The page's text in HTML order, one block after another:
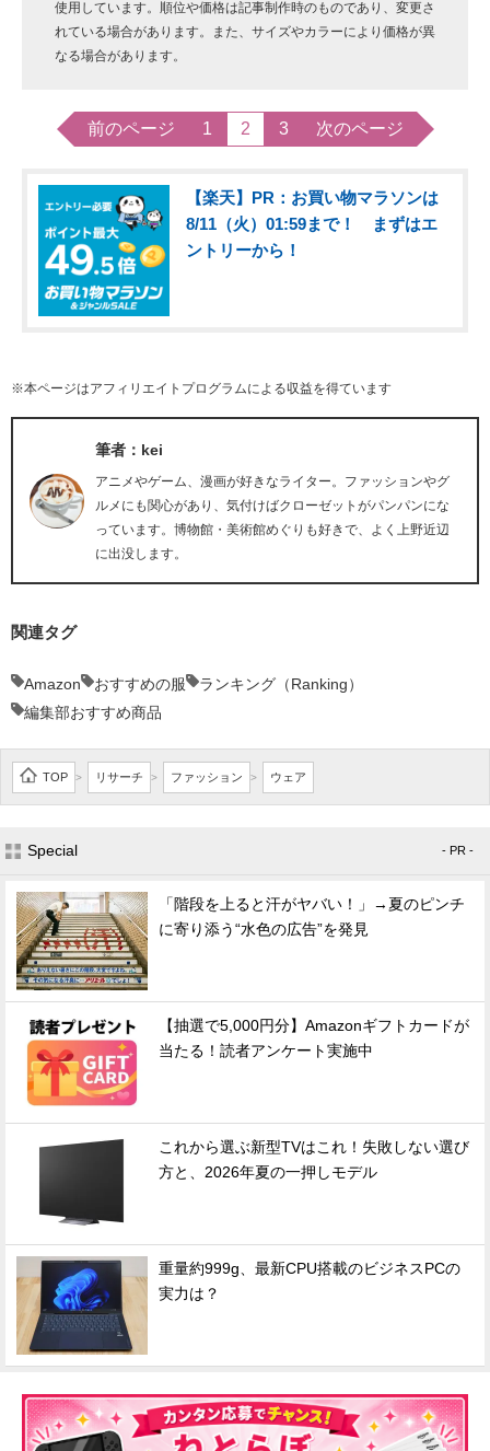
使用しています。順位や価格は記事制作時のものであり、変更さ
れている場合があります。また、サイズやカラーにより価格が異
なる場合があります。
前のページ 1 2 3 次のページ
【楽天】PR：お買い物マラソンは
8/11（火）01:59まで！ まずはエ
ントリーから！
※本ページはアフィリエイトプログラムによる収益を得ています
筆者：kei
アニメやゲーム、漫画が好きなライター。ファッションやグ
ルメにも関心があり、気付けばクローゼットがパンパンにな
っています。博物館・美術館めぐりも好きで、よく上野近辺
に出没します。
関連タグ
Amazon おすすめの服
ランキング（Ranking）
編集部おすすめ商品
TOP > リサーチ > ファッション > ウェア
Special - PR -
「階段を上ると汗がヤバい！」→夏のピンチ
に寄り添う“水色の広告”を発見
【抽選で5,000円分】Amazonギフトカードが
当たる！読者アンケート実施中
これから選ぶ新型TVはこれ！失敗しない選び
方と、2026年夏の一押しモデル
重量約999g、最新CPU搭載のビジネスPCの
実力は？